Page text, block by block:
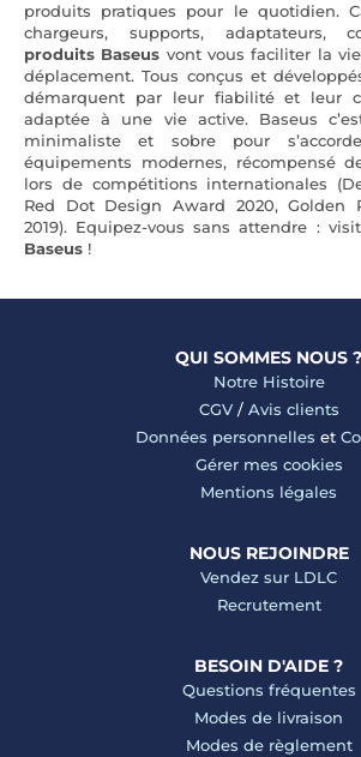
produits pratiques pour le quotidien.
chargeurs, supports, adaptateurs,
produits Baseus vont vous faciliter la
déplacement. Tous conçus et
démarquent par leur fiabilité et leur
adaptée à une vie active. Baseus
minimaliste et sobre pour
équipements modernes, récompensé
lors de compétitions internationales
Red Dot Design Award 2020, Golden
2019). Equipez-vous sans attendre :
Baseus !
QUI SOMMES NOUS ?
Notre Histoire
CGV/ Avis clients
Données personnelles et
Gérer mes cookies
Mentions légales
NOUS REJOINDRE
Vendez sur LDLC
Recrutement
BESOIN D'AIDE ?
Questions fréquentes
Modes de livraison
Modes de règlement